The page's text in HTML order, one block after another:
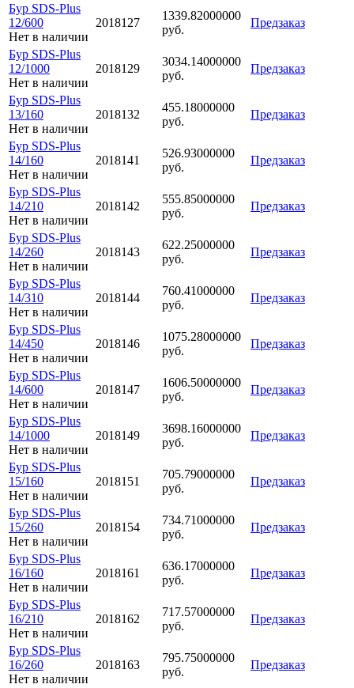
Бур SDS-Plus
12/600
Нет в наличии
2018127
1339.82000000
руб.
Предзаказ
Бур SDS-Plus
12/1000
Нет в наличии
2018129
3034.14000000
руб.
Предзаказ
Бур SDS-Plus
13/160
Нет в наличии
2018132
455.18000000
руб.
Предзаказ
Бур SDS-Plus
14/160
Нет в наличии
2018141
526.93000000
руб.
Предзаказ
Бур SDS-Plus
14/210
Нет в наличии
2018142
555.85000000
руб.
Предзаказ
Бур SDS-Plus
14/260
Нет в наличии
2018143
622.25000000
руб.
Предзаказ
Бур SDS-Plus
14/310
Нет в наличии
2018144
760.41000000
руб.
Предзаказ
Бур SDS-Plus
14/450
Нет в наличии
2018146
1075.28000000
руб.
Предзаказ
Бур SDS-Plus
14/600
Нет в наличии
2018147
1606.50000000
руб.
Предзаказ
Бур SDS-Plus
14/1000
Нет в наличии
2018149
3698.16000000
руб.
Предзаказ
Бур SDS-Plus
15/160
Нет в наличии
2018151
705.79000000
руб.
Предзаказ
Бур SDS-Plus
15/260
Нет в наличии
2018154
734.71000000
руб.
Предзаказ
Бур SDS-Plus
16/160
Нет в наличии
2018161
636.17000000
руб.
Предзаказ
Бур SDS-Plus
16/210
Нет в наличии
2018162
717.57000000
руб.
Предзаказ
Бур SDS-Plus
16/260
Нет в наличии
2018163
795.75000000
руб.
Предзаказ